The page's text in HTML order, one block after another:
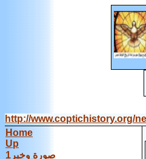
http://www.coptichistory.org/
Home
Up
صورة وخبر1